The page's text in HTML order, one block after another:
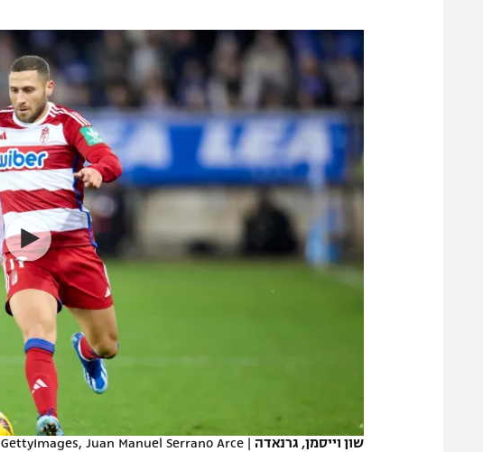
תקנון משתתפים וזוכים בפרסים
תקנון עבור פעילות אלקטרה
תקנון עבור פעילות ספורט 1 – "מרלן"
גיימינג E-Sports
תנאי שימוש
מדיניות פרטיות
תקנון פעילות ספורט 1
הפועל תל אביב
הפועל חיפה
הפועל באר שבע
מכבי נתניה
בני יהודה
שון וייסמן, גרנאדה |
GettyImages, Juan Manuel Serrano Arce